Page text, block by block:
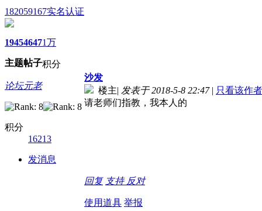
182059167实名认证
1945
主题
4647
帖子
1万
积分
论坛元老
积分
16213
发消息
沙发
楼主| 发表于 2018-5-8 22:47 | 只看该作者
请老师们指教，我本人的
回复 支持 反对
使用道具 举报